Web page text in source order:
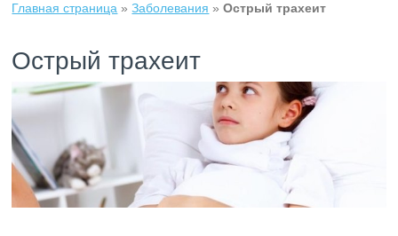
Главная страница »Заболевания »Острый трахеит
Острый трахеит